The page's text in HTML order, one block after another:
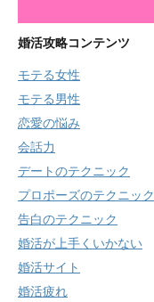
婚活攻略コンテンツ
モテる女性
モテる男性
恋愛の悩み
会話力
デートのテクニック
プロポーズのテクニック
告白のテクニック
婚活が上手くいかない
婚活サイト
婚活疲れ